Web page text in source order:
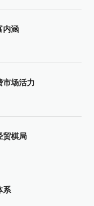
内涵
市场活力
贸棋局
系